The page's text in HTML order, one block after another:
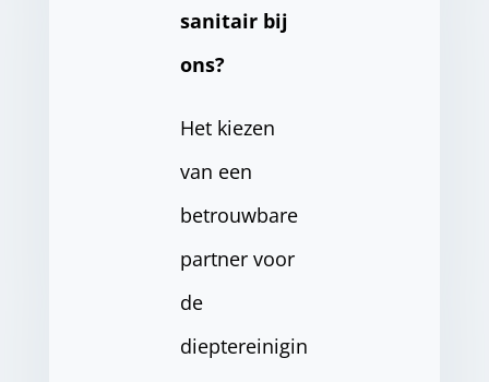
sanitair bij
ons?
Het kiezen
van een
betrouwbare
partner voor
de
dieptereinigin